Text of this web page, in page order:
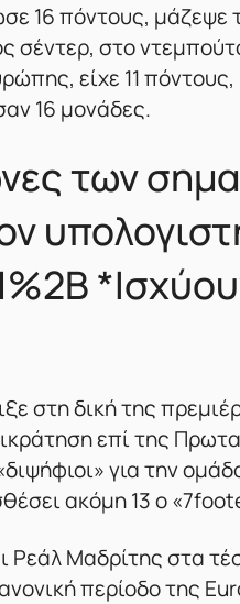
16 πόντους, μάζεψε
σέντερ, στο
είχε 11
16 μονάδες.
των
στη δική της
επί της
για την
ακόμη 13 ο
Ρεάλ Μαδρίτης στα
περίοδο της